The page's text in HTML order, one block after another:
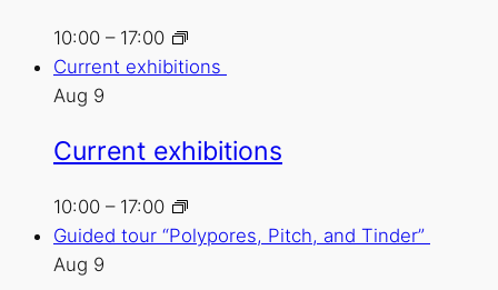
10:00 – 17:00
Current exhibitions
Aug 9
Current exhibitions
10:00 – 17:00
Guided tour “Polypores, Pitch, and Tinder”
Aug 9